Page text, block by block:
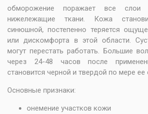
обморожение поражает все
нижележащие ткани. Кожа
синюшной, постепенно теряется
или дискомфорта в этой области.
могут перестать работать. Большие
через 24-48 часов после
становится черной и твердой по мере ее
Основные признаки:
онемение участков кожи